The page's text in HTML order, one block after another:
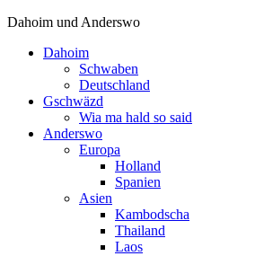
Dahoim und Anderswo
Dahoim
Schwaben
Deutschland
Gschwäzd
Wia ma hald so said
Anderswo
Europa
Holland
Spanien
Asien
Kambodscha
Thailand
Laos